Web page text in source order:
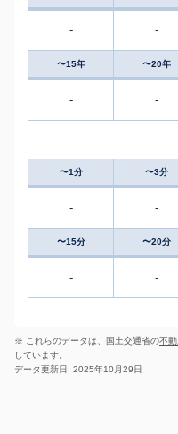
- -
〜15年 〜20年
- -
〜1分 〜3分
- -
〜15分 〜20分
- -
※ これらのデータは、国土交通省の不
しています。
データ更新日: 2025年10月29日